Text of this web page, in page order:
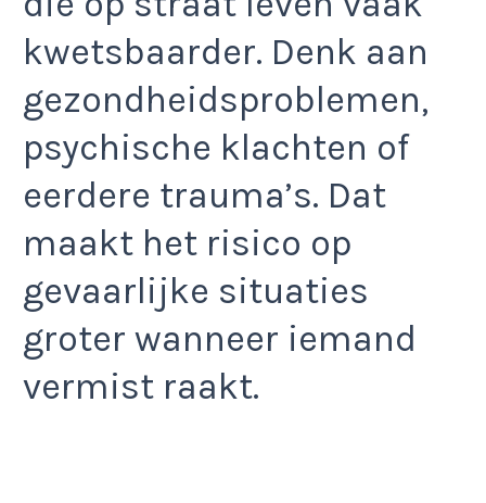
kwetsbaarder. Denk aan
gezondheidsproblemen,
psychische klachten of
eerdere trauma’s. Dat
maakt het risico op
gevaarlijke situaties
groter wanneer iemand
vermist raakt.